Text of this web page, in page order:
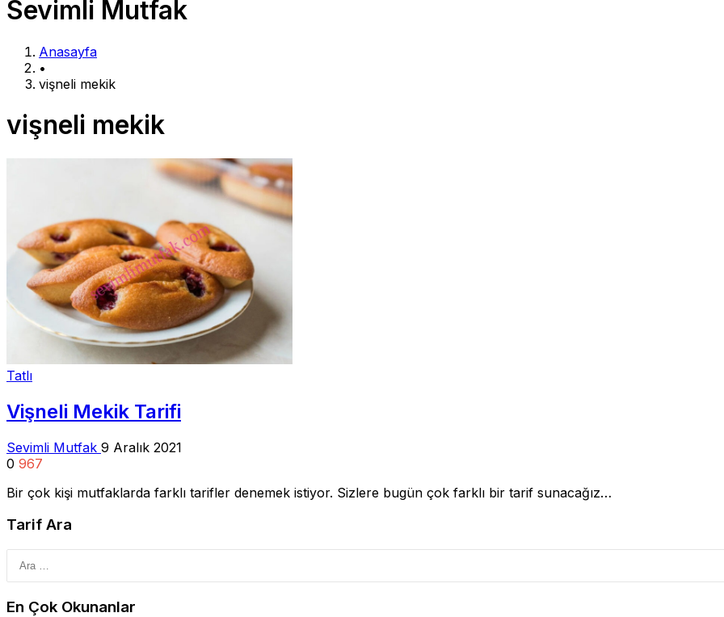
Sevimli Mutfak
Anasayfa
•
vişneli mekik
vişneli mekik
Tatlı
Vişneli Mekik Tarifi
Sevimli Mutfak 9 Aralık 2021
0 967
Bir çok kişi mutfaklarda farklı tarifler denemek istiyor. Sizlere bugün çok farklı bir tarif sunacağız…
Tarif Ara
En Çok Okunanlar